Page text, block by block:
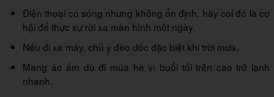
Điện thoại có sóng nhưng không ổn định, hãy coi đó là cơ
hội để thực sự rời xa màn hình một ngày.
Nếu đi xe máy, chú ý đèo dốc đặc biệt khi trời mưa.
Mang áo ấm dù đi mùa hè vì buổi tối trên cao trở lạnh
nhanh.